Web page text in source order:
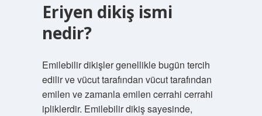
Eriyen dikiş ismi
nedir?
Emilebilir dikişler genellikle bugün tercih
edilir ve vücut tarafından vücut tarafından
emilen ve zamanla emilen cerrahi cerrahi
ipliklerdir. Emilebilir dikiş sayesinde,